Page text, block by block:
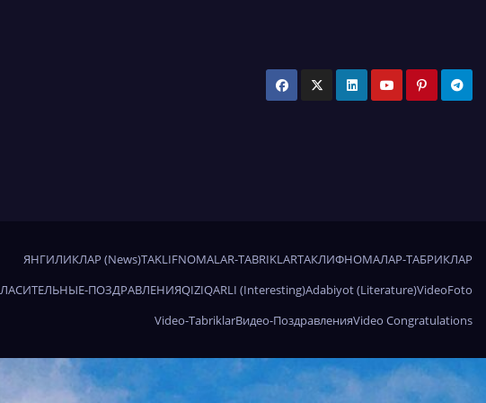
ЯНГИЛИКЛАР (News)TAKLIFNOMALAR-TABRIKLARТАКЛИФНОМАЛАР-ТАБРИКЛАР
ПОЗДРАВЛЕНИЯQIZIQARLI (Interesting)Adabiyot (Literature)VideoFoto
Video-TabriklarВидео-ПоздравленияVideo Congratulations